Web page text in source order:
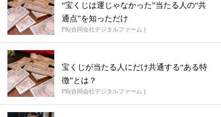
“宝くじは運じゃなかった”当たる人の“共
通点”を知っただけ
PR(合同会社デジタルファーム )
宝くじが当たる人にだけ共通する“ある特
徴”とは？
PR(合同会社デジタルファーム )